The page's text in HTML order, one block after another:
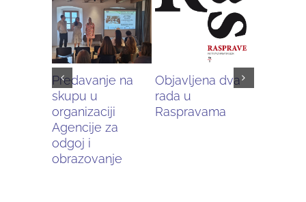
Predavanje na
skupu u
organizaciji
Agencije za
odgoj i
obrazovanje
Objavljena dva
rada u
Raspravama